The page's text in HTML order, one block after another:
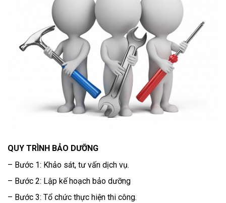
QUY TRÌNH BẢO DƯỠNG
– Bước 1: Khảo sát, tư vấn dịch vụ.
– Bước 2: Lập kế hoạch bảo dưỡng
– Bước 3: Tổ chức thực hiện thi công.